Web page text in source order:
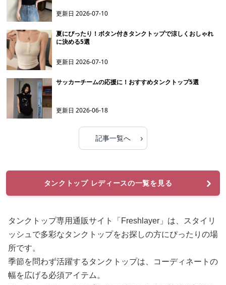
更新日2026-07-10
夏にぴったり！ボタン付きタンクトップで涼しくおしゃれ
に決める5選
更新日2026-07-10
サッカーチームの応援に！おすすめタンクトップ5選
更新日2026-06-18
記事一覧へ ›
タンクトップ レディースの一覧を見る
タンクトップ専用通販サイト「Freshlayer」は、スタイリ
ッシュで多彩なタンクトップをお探しの方にぴったりの場
所です。
季節を問わず活躍するタンクトップは、コーディネートの
幅を広げる必須アイテム。